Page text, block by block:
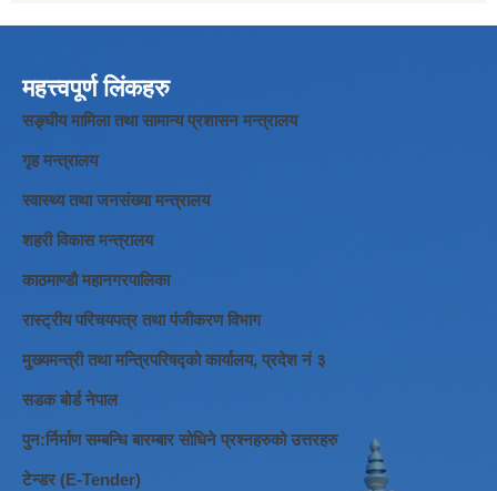
महत्त्वपूर्ण लिंकहरु
सङ्घीय मामिला तथा सामान्य प्रशासन मन्त्रालय
गृह मन्त्रालय
स्वास्थ्य तथा जनसंख्या मन्त्रालय
शहरी विकास मन्त्रालय
काठमाण्डौ महानगरपालिका
रास्ट्रीय परिचयपत्र तथा पंजीकरण विभाग
मुख्यमन्त्री तथा मन्त्रिपरिषद्को कार्यालय, प्रदेश नं ३
सडक बोर्ड नेपाल
पुन:र्निर्माण सम्बन्धि बारम्बार सोधिने प्रश्नहरुको उत्तरहरु
टेन्डर (E-Tender)